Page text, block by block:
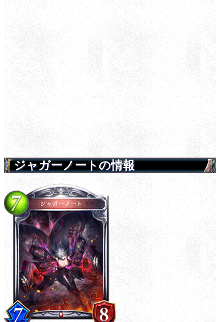
ジャガーノートの情報